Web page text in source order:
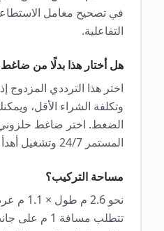
في تصحيح معامل
التفاعلية.
هل أختار هذا بدلًا من
اختر هذا الترددي المزدوج
وتكلفة الشراء الأقل،
المستمر 24/7 وتشغيل أهدأ وهواء أجف.
مساحة التركيب؟
نحو 2.6
تتطلب مسافة